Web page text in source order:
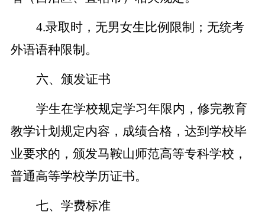
4.录取时，无男女生比例限制；无统考
外语语种限制。
六、颁发证书
学生在学校规定学习年限内，修完教育
教学计划规定内容，成绩合格，达到学校毕
业要求的，颁发马鞍山师范高等专科学校，
普通高等学校学历证书。
七、学费标准